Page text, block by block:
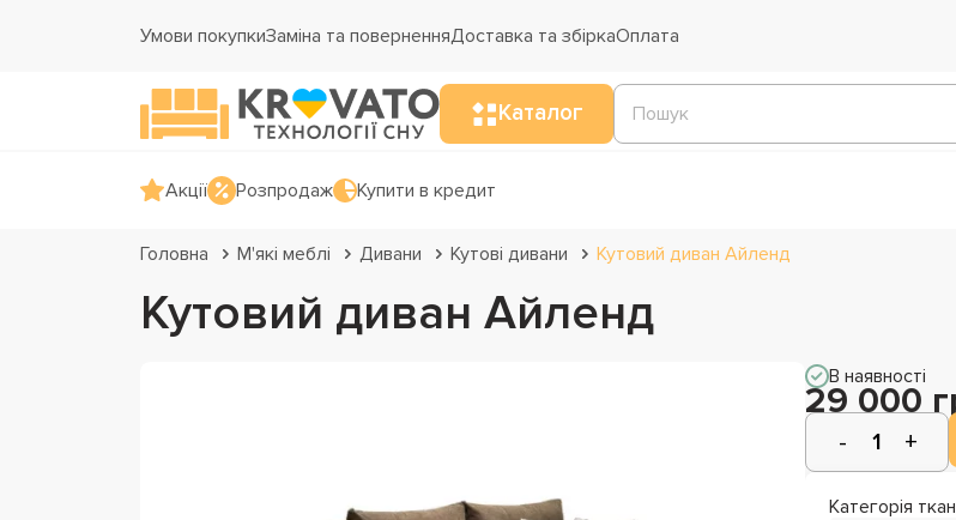
Умови покупкиЗаміна та поверненняДоставка та збіркаОплата
Каталог
Акції Розпродаж Купити в кредит
Головна М'які меблі Дивани Кутові дивани Кутовий диван Айленд
Кутовий диван Айленд
В наявності
29 000
Категорія